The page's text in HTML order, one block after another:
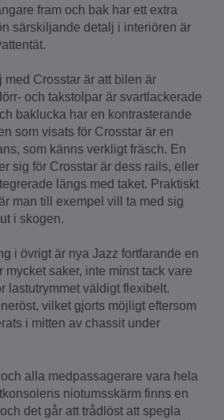
fram och bak har ett extra
särskiljande detalj i interiören är
med Crosstar är att bilen är
och takstolpar är svartlackerade
baklucka har en kontrasterande
som visats för Crosstar är en
som känns verkligt fräsch. En
sig för Crosstar är dess rails, eller
längs med taket. Praktiskt
man till exempel vill ta med sig
i skogen.
i övrigt är nya Jazz fortfarande en
mycket saker, inte minst tack vare
lastutrymmet väldigt flexibelt.
vilket gjorts möjligt eftersom
i mitten av chassit under
alla medpassagerare vara hela
niotumsskärm finns en
det går att trådlöst att spegla